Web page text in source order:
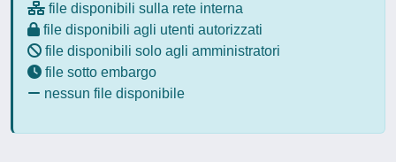
file disponibili sulla rete interna
file disponibili agli utenti autorizzati
file disponibili solo agli amministratori
file sotto embargo
nessun file disponibile